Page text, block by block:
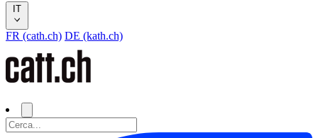
IT
FR (cath.ch) DE (kath.ch)